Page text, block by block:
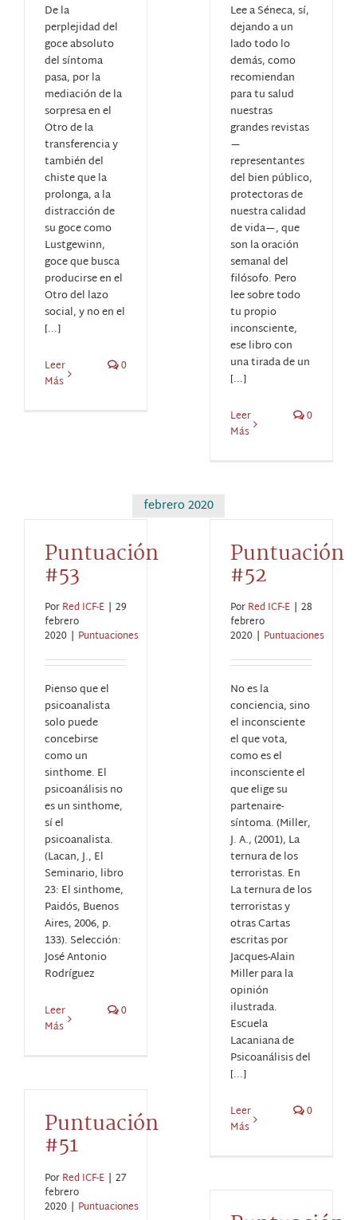
De la
perplejidad del
goce absoluto
del síntoma
pasa, por la
mediación de la
sorpresa en el
Otro de la
transferencia y
también del
chiste que la
prolonga, a la
distracción de
su goce como
Lustgewinn,
goce que busca
producirse en el
Otro del lazo
social, y no en el
[...]
Leer
Más
0
Lee a Séneca, sí,
dejando a un
lado todo lo
demás, como
recomiendan
para tu salud
nuestras
grandes revistas
—
representantes
del bien público,
protectoras de
nuestra calidad
de vida—, que
son la oración
semanal del
filósofo. Pero
lee sobre todo
tu propio
inconsciente,
ese libro con
una tirada de un
[...]
Leer
Más
0
febrero 2020
Puntuación
#53
PorRed ICF-E | 29
febrero
2020 | Puntuaciones
Pienso que el
psicoanalista
solo puede
concebirse
como un
sinthome. El
psicoanálisis no
es un sinthome,
sí el
psicoanalista.
(Lacan, J., El
Seminario, libro
23: El sinthome,
Paidós, Buenos
Aires, 2006, p.
133). Selección:
José Antonio
Rodríguez
Leer
Más
0
Puntuación
#52
PorRed ICF-E | 28
febrero
2020 | Puntuaciones
No es la
conciencia, sino
el inconsciente
el que vota,
como es el
inconsciente el
que elige su
partenaire-
síntoma. (Miller,
J. A., (2001), La
ternura de los
terroristas. En
La ternura de los
terroristas y
otras Cartas
escritas por
Jacques-Alain
Miller para la
opinión
ilustrada.
Escuela
Lacaniana de
Psicoanálisis del
[...]
Leer
Más
0
Puntuación
#51
PorRed ICF-E | 27
febrero
2020 | Puntuaciones